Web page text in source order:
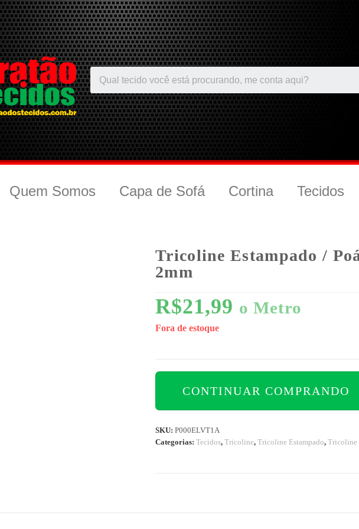
Quem Somos Capa de Sofá Cortina Tecidos
Tricoline Estampado /
2mm
R$21,99 o Metro
Fora de estoque
CONTINUAR COMPRANDO
SKU:P000ELVT1A
Categorias:Tecidos,Tricoline,Tricoline Estampado,Tricoline